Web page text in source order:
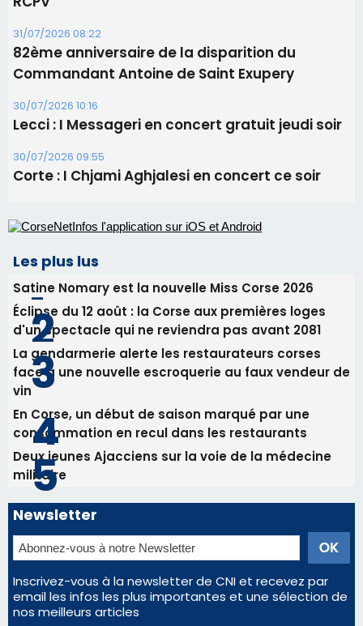
30/07/2026 09:55
Corte : I Chjami Aghjalesi en concert ce soir
Les plus lus
Éclipse du 12 août : la Corse aux premières loges
d'un spectacle qui ne reviendra pas avant 2081
face à une nouvelle escroquerie au faux vendeur de
En Corse, un début de saison marqué par une
consommation en recul dans les restaurants
Deux jeunes Ajacciens sur la voie de la médecine
militaire
Newsletter
Inscrivez-vous à la newsletter de CNI et recevez par
email les infos les plus importantes et une sélection de
nos meilleurs articles
Régie publicitaire
Mentions légales